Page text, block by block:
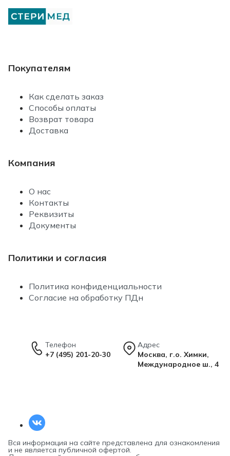
Покупателям
Как сделать заказ
Способы оплаты
Возврат товара
Доставка
Компания
О нас
Контакты
Реквизиты
Документы
Политики и согласия
Политика конфиденциальности
Согласие на обработку ПДн
Телефон
+7 (495) 201-20-30
Адрес
Москва, г.о. Химки,
Международное ш., 4
Вся информация на сайте представлена для ознакомления
и не является публичной офертой.